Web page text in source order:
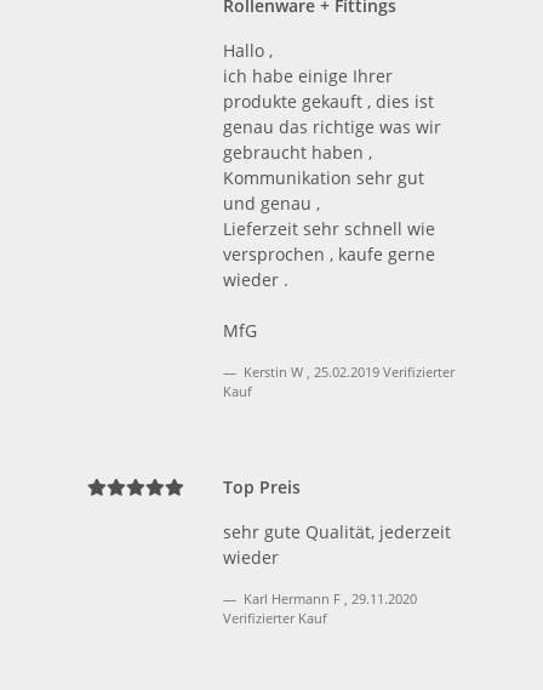
Rollenware + Fittings
Hallo ,
ich habe einige Ihrer
produkte gekauft , dies ist
genau das richtige was wir
gebraucht haben ,
Kommunikation sehr gut
und genau ,
Lieferzeit sehr schnell wie
versprochen , kaufe gerne
wieder .
MfG
Kerstin W 25.02.2019 Verifizierter
Kauf
Top Preis
sehr gute Qualität, jederzeit
wieder
Karl Hermann F
29.11.2020
Verifizierter Kauf